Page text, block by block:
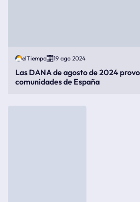
elTiempo 19 ago 2024
Las DANA de agosto de 2024
comunidades de España